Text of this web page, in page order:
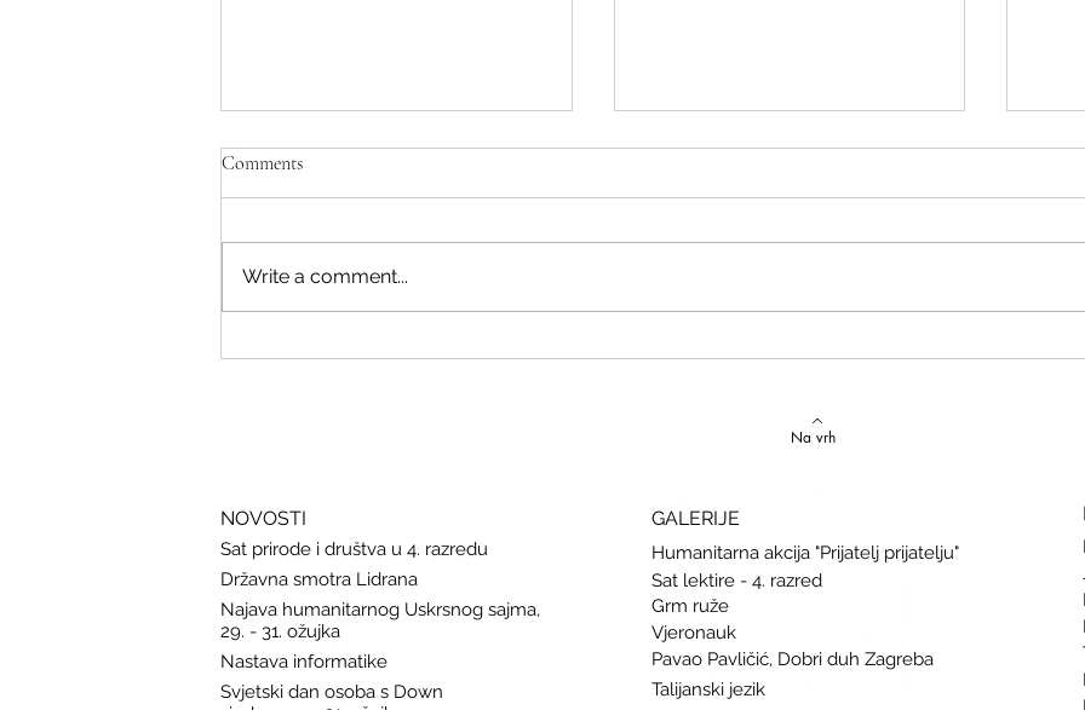
Comments
Write a comment...
Na vrh
NOVOSTI
Sat prirode i društva u 4. razredu
Državna smotra Lidrana
Najava humanitarnog Uskrsnog sajma,
29. - 31. ožujka
Nastava informatike
Svjetski dan osoba s Down
GALERIJE
Humanitarna akcija "Prijatelj prijatelju"
Sat lektire - 4. razred
Grm ruže
Vjeronauk
Pavao Pavličić, Dobri duh Zagreba
Talijanski jezik